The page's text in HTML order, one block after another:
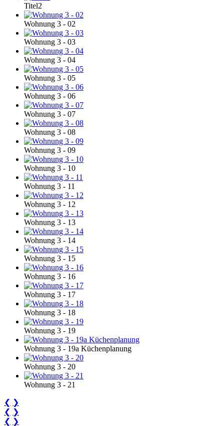
Titel2
Wohnung 3 - 02
Wohnung 3 - 03
Wohnung 3 - 04
Wohnung 3 - 05
Wohnung 3 - 06
Wohnung 3 - 07
Wohnung 3 - 08
Wohnung 3 - 09
Wohnung 3 - 10
Wohnung 3 - 11
Wohnung 3 - 12
Wohnung 3 - 13
Wohnung 3 - 14
Wohnung 3 - 15
Wohnung 3 - 16
Wohnung 3 - 17
Wohnung 3 - 18
Wohnung 3 - 19
Wohnung 3 - 19a Küchenplanung
Wohnung 3 - 20
Wohnung 3 - 21
❮ ❯
❮ ❯
❮ ❯